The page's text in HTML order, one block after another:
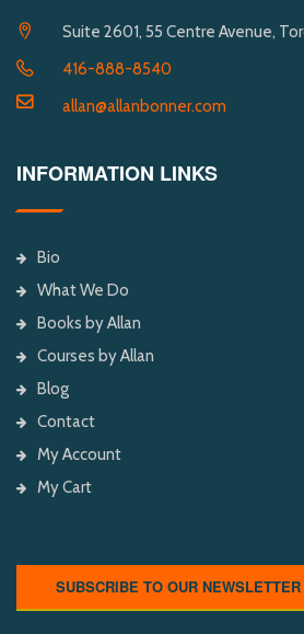
Suite 2601, 55 Centre Avenue,
416-888-8540
allan@allanbonner.com
INFORMATION LINKS
Bio
What We Do
Books by Allan
Courses by Allan
Blog
Contact
My Account
My Cart
SUBSCRIBE TO OUR NEWSLETTER